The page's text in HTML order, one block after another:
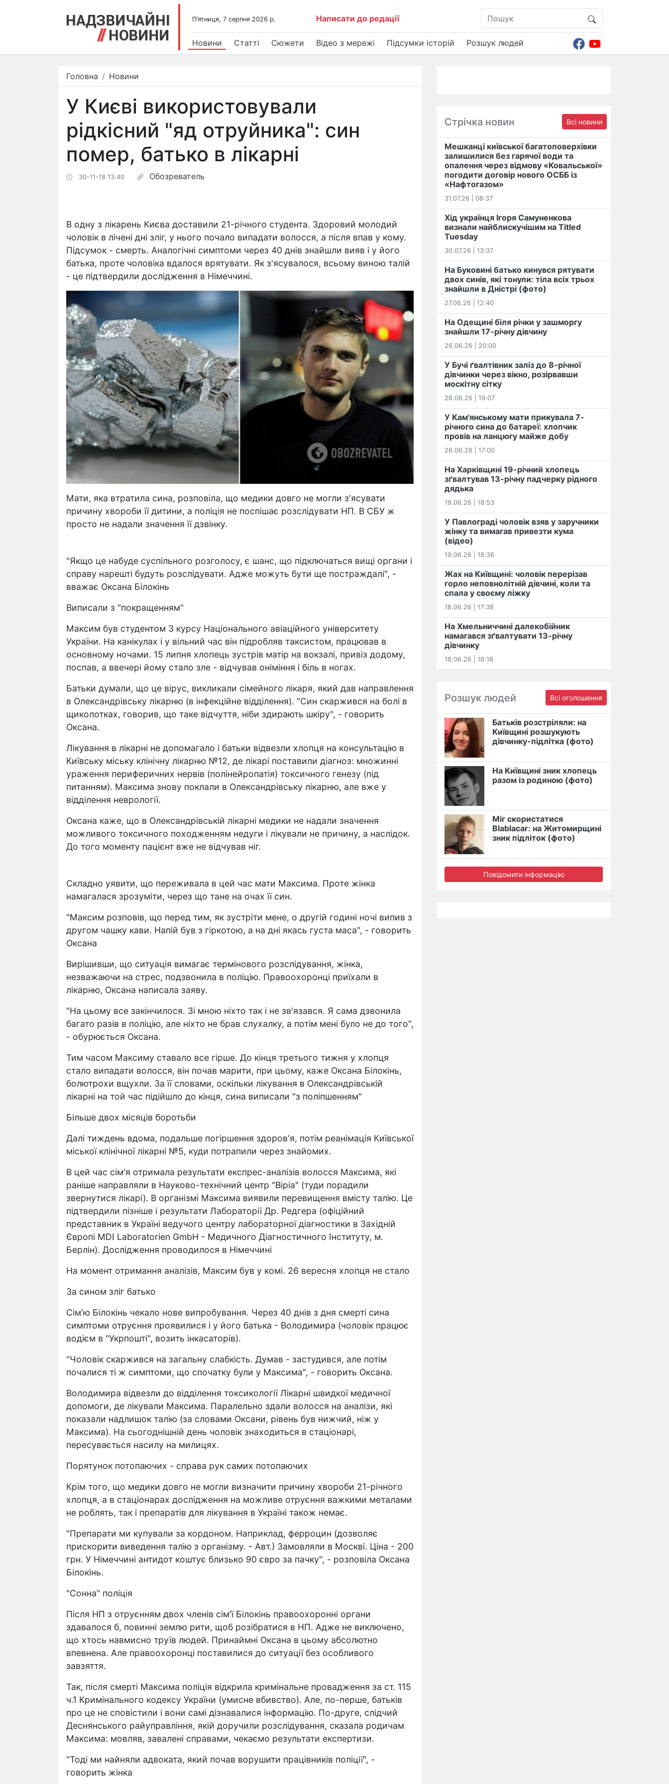
П’ятниця, 7 серпня 2026 р. Написати до редації
Новини Статті Сюжети Відео з мережі Підсумки історій Розшук людей
Головна Новини
У Києві використовували
рідкісний "яд отруйника": син
помер, батько в лікарні
30-11-18 13:40 Обозреватель
В одну з лікарень Києва доставили 21-річного студента. Здоровий молодий
чоловік в лічені дні зліг, у нього почало випадати волосся, а після впав у кому.
Підсумок - смерть. Аналогічні симптоми через 40 днів знайшли вияв і у його
батька, проте чоловіка вдалося врятувати. Як з'ясувалося, всьому виною талій
- це підтвердили дослідження в Німеччині.
Мати, яка втратила сина, розповіла, що медики довго не могли з'ясувати
причину хвороби її дитини, а поліція не поспішає розслідувати НП. В СБУ ж
просто не надали значення її дзвінку.
"Якщо це набуде суспільного розголосу, є шанс, що підключаться вищі органи і
справу нарешті будуть розслідувати. Адже можуть бути ще постраждалі", -
вважає Оксана Білокінь
Виписали з "покращенням"
Максим був студентом 3 курсу Національного авіаційного університету
України. На канікулах і у вільний час він підробляв таксистом, працював в
основному ночами. 15 липня хлопець зустрів матір на вокзалі, привіз додому,
поспав, а ввечері йому стало зле - відчував оніміння і біль в ногах.
Батьки думали, що це вірус, викликали сімейного лікаря, який дав направлення
в Олександрівську лікарню (в інфекційне відділення). "Син скаржився на болі в
щиколотках, говорив, що таке відчуття, ніби здирають шкіру", - говорить
Оксана.
Лікування в лікарні не допомагало і батьки відвезли хлопця на консультацію в
Київську міську клінічну лікарню №12, де лікарі поставили діагноз: множинні
ураження периферичних нервів (полінейропатія) токсичного генезу (під
питанням). Максима знову поклали в Олександрівську лікарню, але вже у
відділення неврології.
Оксана каже, що в Олександрівській лікарні медики не надали значення
можливого токсичного походженням недуги і лікували не причину, а наслідок.
До того моменту пацієнт вже не відчував ніг.
Складно уявити, що переживала в цей час мати Максима. Проте жінка
намагалася зрозуміти, через що тане на очах її син.
"Максим розповів, що перед тим, як зустріти мене, о другій годині ночі випив з
другом чашку кави. Напій був з гіркотою, а на дні якась густа маса", - говорить
Оксана
Вирішивши, що ситуація вимагає термінового розслідування, жінка,
незважаючи на стрес, подзвонила в поліцію. Правоохоронці приїхали в
лікарню, Оксана написала заяву.
"На цьому все закінчилося. Зі мною ніхто так і не зв'язався. Я сама дзвонила
багато разів в поліцію, але ніхто не брав слухалку, а потім мені було не до того",
- обурюється Оксана.
Тим часом Максиму ставало все гірше. До кінця третього тижня у хлопця
стало випадати волосся, він почав марити, при цьому, каже Оксана Білокінь,
болютрохи вщухли. За її словами, оскільки лікування в Олександрівській
лікарні на той час підійшло до кінця, сина виписали "з поліпшенням"
Більше двох місяців боротьби
Далі тиждень вдома, подальше погіршення здоров'я, потім реанімація Київської
міської клінічної лікарні №5, куди потрапили через знайомих.
В цей час сім'я отримала результати експрес-аналізів волосся Максима, які
раніше направляли в Науково-технічний центр "Віріа" (туди порадили
звернутися лікарі). В організмі Максима виявили перевищення вмісту талію. Це
підтвердили пізніше і результати Лабораторії Др. Редгера (офіційний
представник в Україні ведучого центру лабораторної діагностики в Західній
Європі MDI Laboratorien GmbH - Медичного Діагностичного Інституту, м.
Берлін). Дослідження проводилося в Німеччині
На момент отримання аналізів, Максим був у комі. 26 вересня хлопця не стало
За сином зліг батько
Сім'ю Білокінь чекало нове випробування. Через 40 днів з дня смерті сина
симптоми отруєння проявилися і у його батька - Володимира (чоловік працює
водієм в "Укрпошті", возить інкасаторів).
"Чоловік скаржився на загальну слабкість. Думав - застудився, але потім
почалися ті ж симптоми, що спочатку були у Максима", - говорить Оксана.
Володимира відвезли до відділення токсикології Лікарні швидкої медичної
допомоги, де лікували Максима. Паралельно здали волосся на аналізи, які
показали надлишок талію (за словами Оксани, рівень був нижчий, ніж у
Максима). На сьогоднішній день чоловік знаходиться в стаціонарі,
пересувається насилу на милицях.
Порятунок потопаючих - справа рук самих потопаючих
Крім того, що медики довго не могли визначити причину хвороби 21-річного
хлопця, а в стаціонарах дослідження на можливе отруєння важкими металами
не роблять, так і препаратів для лікування в Україні також немає.
"Препарати ми купували за кордоном. Наприклад, ферроцин (дозволяє
прискорити виведення талію з організму. - Авт.) Замовляли в Москві. Ціна - 200
грн. У Німеччині антидот коштує близько 90 євро за пачку", - розповіла Оксана
Білокінь.
"Сонна" поліція
Після НП з отруєнням двох членів сім'ї Білокінь правоохоронні органи
здавалося б, повинні землю рити, щоб розібратися в НП. Адже не виключено,
що хтось навмисно труїв людей. Принаймні Оксана в цьому абсолютно
впевнена. Але правоохоронці поставилися до ситуації без особливого
завзяття.
Так, після смерті Максима поліція відкрила кримінальне провадження за ст. 115
ч.1 Кримінального кодексу України (умисне вбивство). Але, по-перше, батьків
про це не сповістили і вони самі дізнавалися інформацію. По-друге, слідчий
Деснянського райуправління, якій доручили розслідування, сказала родичам
Максима: мовляв, завалені справами, чекаємо результати експертизи.
"Тоді ми найняли адвоката, який почав ворушити працівників поліції", -
говорить жінка
Стрічка новин Всі новини
Мешканці київської багатоповерхівки
залишилися без гарячої води та
опалення через відмову «Ковальської»
погодити договір нового ОСББ із
«Нафтогазом»
31.07.26 | 08:37
Хід українця Ігоря Самуненкова
визнали найблискучішим на Titled
Tuesday
30.07.26 | 13:37
На Буковині батько кинувся рятувати
двох синів, які тонули: тіла всіх трьох
знайшли в Дністрі (фото)
27.06.26 | 12:40
На Одещині біля річки у зашморгу
знайшли 17-річну дівчину
26.06.26 | 20:00
У Бучі ґвалтівник заліз до 8-річної
дівчинки через вікно, розірвавши
москітну сітку
26.06.26 | 19:07
У Кам'янському мати прикувала 7-
річного сина до батареї: хлопчик
провів на ланцюгу майже добу
26.06.26 | 17:00
На Харківщині 19-річний хлопець​
️зґвалтував 13-річну падчерку рідного
дядька
19.06.26 | 18:53
У Павлограді чоловік взяв у заручники
жінку та вимагав привезти кума
(відео)
19.06.26 | 18:36
Жах на Київщині: чоловік перерізав
горло неповнолітній дівчині, коли та
спала у своєму ліжку
18.06.26 | 17:38
На Хмельниччині далекобійник
намагався зґвалтувати 13-річну
дівчинку
18.06.26 | 16:18
Розшук людей Всі оголошення
Батьків розстріляли: на
Київщині розшукують
дівчинку-підлітка (фото)
На Київщині зник хлопець
разом із родиною (фото)
Міг скористатися
Blablacar: на Житомирщині
зник підліток (фото)
Повідомити інформацію